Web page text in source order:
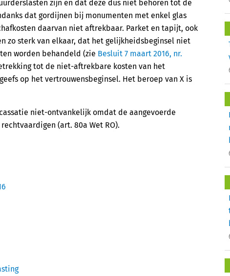
zijn en dat deze dus niet behoren tot de
dat gordijnen bij monumenten met enkel glas
daarvan niet aftrekbaar. Parket en tapijt, ook
zo sterk van elkaar, dat het gelijkheidsbeginsel niet
worden behandeld (zie Besluit 7 maart 2016, nr.
tot de niet-aftrekbare kosten van het
op het vertrouwensbeginsel. Het beroep van X is
niet-ontvankelijk omdat de aangevoerde
(art. 80a Wet RO).